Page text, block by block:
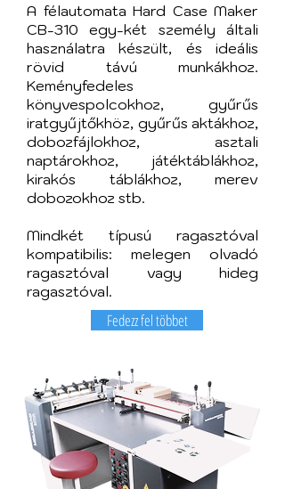
A félautomata Hard Case Maker
CB-310 egy-két személy általi
használatra készült, és ideális
rövid távú munkákhoz.
Keményfedeles
könyvespolcokhoz, gyűrűs
iratgyűjtőkhöz, gyűrűs aktákhoz,
dobozfájlokhoz, asztali
naptárokhoz, játéktáblákhoz,
kirakós táblákhoz, merev
dobozokhoz stb.
Mindkét típusú ragasztóval
kompatibilis: melegen olvadó
ragasztóval vagy hideg
ragasztóval.
Fedezz fel többet